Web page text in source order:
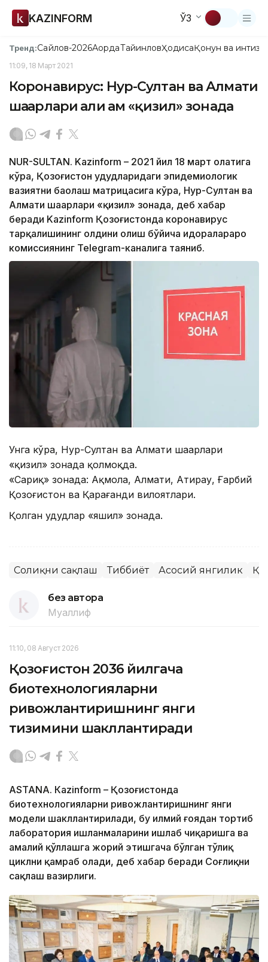
KAZINFORM ЎЗ
Тренд:Сайлов-2026АқордаТайинловҲодисаҚонун ва
11:09, 18 Март 2021
Коронавирус: Нур-Султан ва Алмати
шаҳарлари ҳали ҳам «қизил» зонада
NUR-SULTAN. Kazinform – 2021 йил 18 март ҳолатига
кўра, Қозоғистон ҳудудларидаги эпидемиологик
вазиятни баҳолаш матрицасига кўра, Нур-Султан ва
Алмати шаҳарлари «қизил» зонада, деб хабар
беради Kazinform Қозоғистонда коронавирус
тарқалишининг олдини олиш бўйича идоралараро
комиссиянинг Telegram-каналига таяниб.
Унга кўра, Нур-Султан ва Алмати шаҳарлари
«қизил» зонада қолмоқда.
«Сариқ» зонада: Ақмола, Алмати, Атирау, Ғарбий
Қозоғистон ва Қарағанди вилоятлари.
Қолган ҳудудлар «яшил» зонада.
Соғлиқни сақлаш Тиббиёт Асосий янгилик ҚР
без автора
Муаллиф
11:10, 08 Август 2026
Қозоғистон 2036 йилгача
биотехнологияларни
ривожлантиришнинг янги
тизимини шакллантиради
ASTANА. Кazinform – Қозоғистонда
биотехнологияларни ривожлантиришнинг янги
модели шакллантирилади, бу илмий ғоядан тортиб
лаборатория ишланмаларини ишлаб чиқаришга ва
амалий қўллашга жорий этишгача бўлган тўлиқ
циклни қамраб олади, деб хабар беради Соғлиқни
сақлаш вазирлиги.